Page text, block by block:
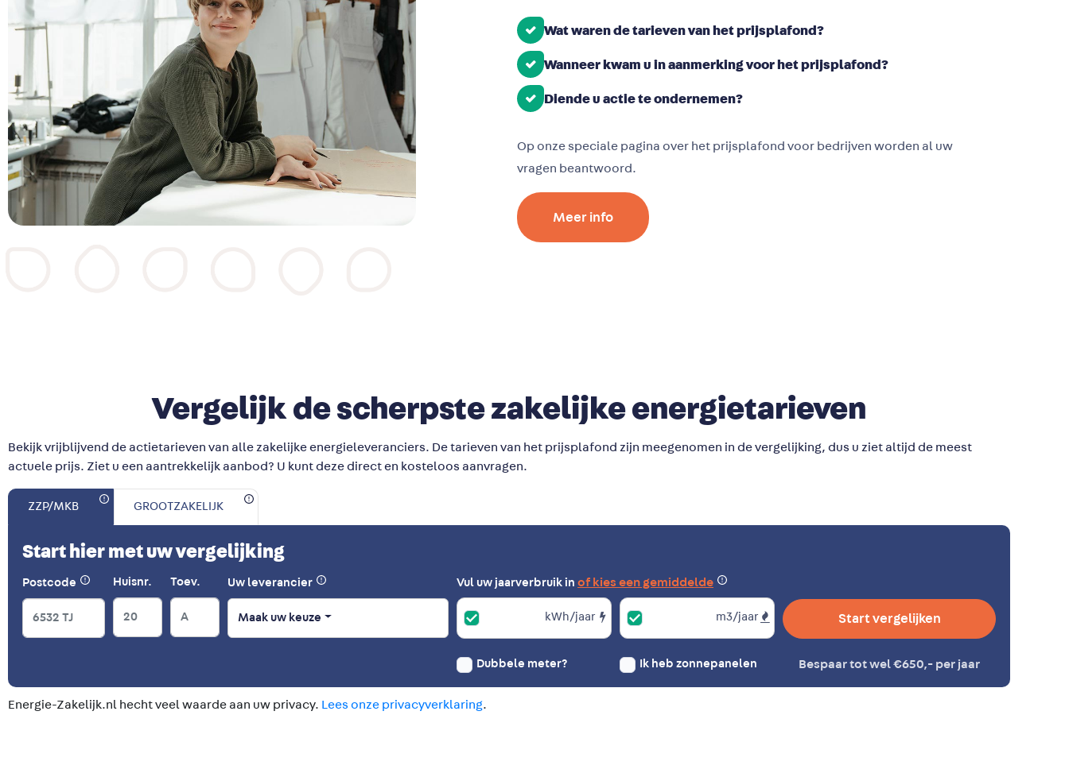
Wat waren de tarieven van het prijsplafond?
Wanneer kwam u in aanmerking voor het prijsplafond?
Diende u actie te ondernemen?
Op onze speciale pagina over het prijsplafond voor bedrijven worden al uw
vragen beantwoord.
Meer info
Vergelijk de scherpste zakelijke energietarieven
Bekijk vrijblijvend de actietarieven van alle zakelijke energieleveranciers. De tarieven van het prijsplafond zijn meegenomen in de vergelijking, dus u ziet altijd de meest
actuele prijs. Ziet u een aantrekkelijk aanbod? U kunt deze direct en kosteloos aanvragen.
ZZP/MKB GROOTZAKELIJK
Start hier met uw vergelijking
Postcode Huisnr. Toev. Uw leverancier
Maak uw keuze
Vul uw jaarverbruik in of kies een gemiddelde
kWh/jaar m3/jaar
Dubbele meter? Ik heb zonnepanelen
Start vergelijken
Bespaar tot wel €650,- per jaar
Energie-Zakelijk.nl hecht veel waarde aan uw privacy. Lees onze privacyverklaring.